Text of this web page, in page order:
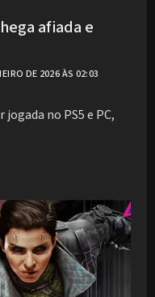
afiada e
DE 2026 ÀS 02:03
no PS5 e PC,